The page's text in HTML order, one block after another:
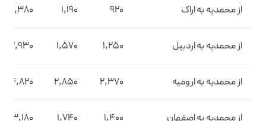
از محمدیه به اراک 920
1,190
2,380
از محمدیه به اردبیل 1,250
1,570
2,930
از محمدیه به ارومیه 2,370
2,850
4,820
از محمدیه به اصفهان 1,400
1,740
3,180